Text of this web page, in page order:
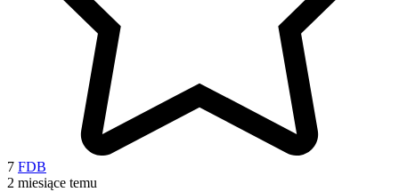
7 FDB
2 miesiące temu